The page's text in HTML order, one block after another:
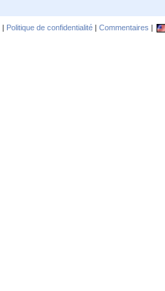
| Politique de confidentialité | Commentaires |